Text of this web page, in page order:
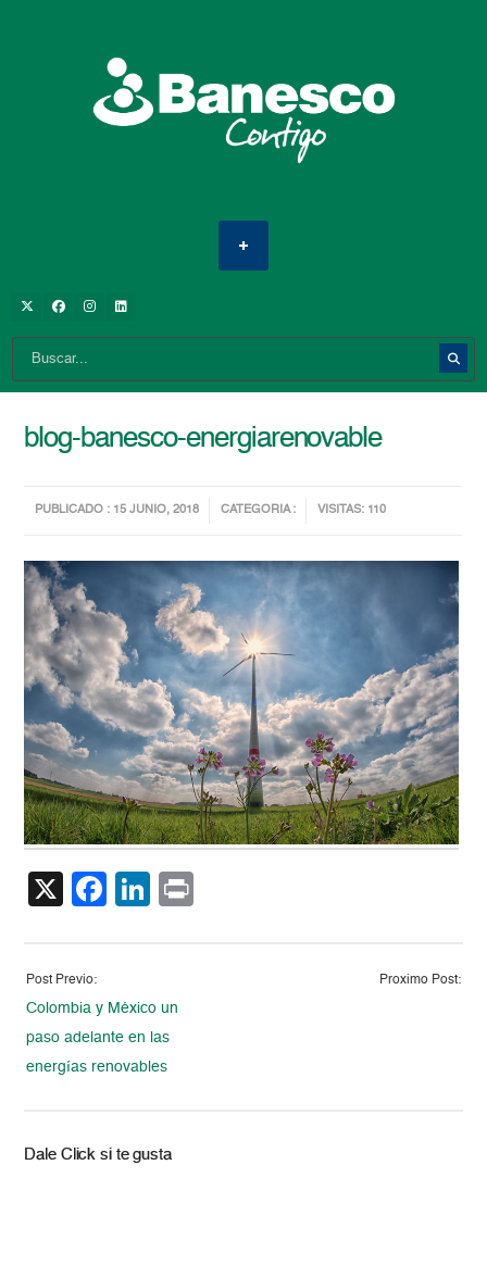
blog-banesco-energiarenovable
PUBLICADO : 15 JUNIO, 2018 CATEGORIA : VISITAS: 110
X Facebook
LinkedIn
Post Previo:
Colombia y México un
paso adelante en las
energías renovables
Proximo Post:
Dale Click si te gusta